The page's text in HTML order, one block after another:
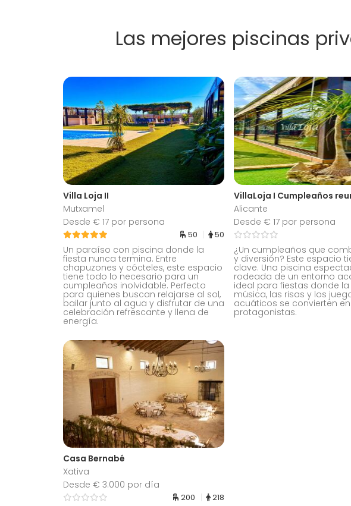
Las mejores piscinas
Villa Loja II
Mutxamel
Desde € 17 por persona
50 50
Un paraíso con piscina donde la
fiesta nunca termina. Entre
chapuzones y cócteles, este espacio
tiene todo lo necesario para un
cumpleaños inolvidable. Perfecto
para quienes buscan relajarse al sol,
bailar junto al agua y disfrutar de una
celebración refrescante y llena de
energía.
VillaLoja I Cumpleaños
Alicante
Desde € 17 por persona
¿Un cumpleaños que
y diversión? Este espacio
clave. Una piscina
rodeada de un entorno
ideal para fiestas donde
música, las risas y los
acuáticos se convierten
protagonistas.
Casa Bernabé
Xativa
Desde € 3.000 por día
200 218